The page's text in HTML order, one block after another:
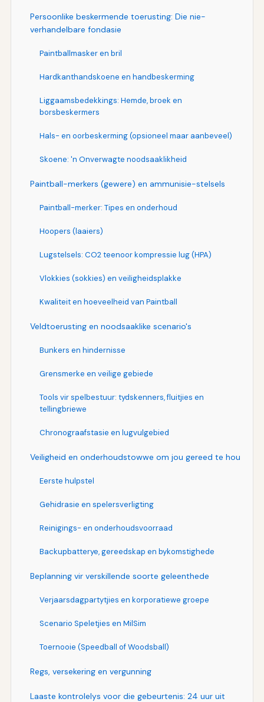
Persoonlike beskermende toerusting: Die nie-
verhandelbare fondasie
Paintballmasker en bril
Hardkanthandskoene en handbeskerming
Liggaamsbedekkings: Hemde, broek en
borsbeskermers
Hals- en oorbeskerming (opsioneel maar aanbeveel)
Skoene: 'n Onverwagte noodsaaklikheid
Paintball-merkers (gewere) en ammunisie-stelsels
Paintball-merker: Tipes en onderhoud
Hoopers (laaiers)
Lugstelsels: CO2 teenoor kompressie lug (HPA)
Vlokkies (sokkies) en veiligheidsplakke
Kwaliteit en hoeveelheid van Paintball
Veldtoerusting en noodsaaklike scenario's
Bunkers en hindernisse
Grensmerke en veilige gebiede
Tools vir spelbestuur: tydskenners, fluitjies en
tellingbriewe
Chronograafstasie en lugvulgebied
Veiligheid en onderhoudstowwe om jou gereed te hou
Eerste hulpstel
Gehidrasie en spelersverligting
Reinigings- en onderhoudsvoorraad
Backupbatterye, gereedskap en bykomstighede
Beplanning vir verskillende soorte geleenthede
Verjaarsdagpartytjies en korporatiewe groepe
Scenario Speletjies en MilSim
Toernooie (Speedball of Woodsball)
Regs, versekering en vergunning
Laaste kontrolelys voor die gebeurtenis: 24 uur uit